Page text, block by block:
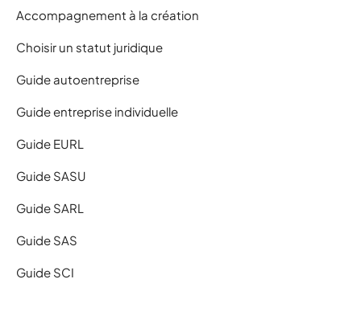
Accompagnement à la création
Choisir un statut juridique
Guide autoentreprise
Guide entreprise individuelle
Guide EURL
Guide SASU
Guide SARL
Guide SAS
Guide SCI